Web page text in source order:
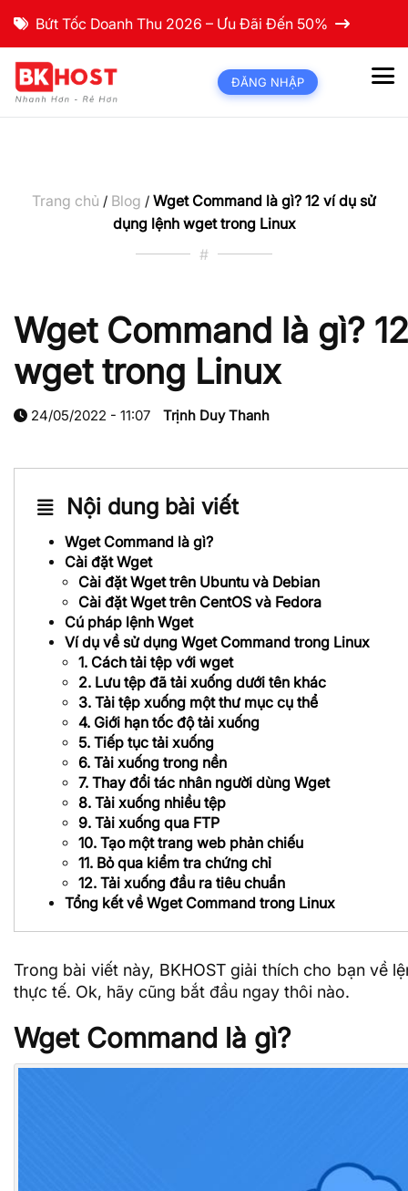
Bứt Tốc Doanh Thu 2026 – Ưu Đãi Đến 50%
ĐĂNG NHẬP
Trang chủ / Blog / Wget Command là gì? 12 ví dụ sử
dụng lệnh wget trong Linux
#
Wget Command là gì?
wget trong Linux
24/05/2022 - 11:07 Trịnh Duy Thanh
Nội dung bài viết
Wget Command là gì?
Cài đặt Wget
Cài đặt Wget trên Ubuntu và Debian
Cài đặt Wget trên CentOS và Fedora
Cú pháp lệnh Wget
Ví dụ về sử dụng Wget Command trong Linux
1. Cách tải tệp với wget
2. Lưu tệp đã tải xuống dưới tên khác
3. Tải tệp xuống một thư mục cụ thể
4. Giới hạn tốc độ tải xuống
5. Tiếp tục tải xuống
6. Tải xuống trong nền
7. Thay đổi tác nhân người dùng Wget
8. Tải xuống nhiều tệp
9. Tải xuống qua FTP
10. Tạo một trang web phản chiếu
11. Bỏ qua kiểm tra chứng chỉ
12. Tải xuống đầu ra tiêu chuẩn
Tổng kết về Wget Command trong Linux
Trong bài viết này, BKHOSTgiải thích cho bạn về
thực tế. Ok, hãy cũng bắt đầu ngay thôi nào.
Wget Command là gì?